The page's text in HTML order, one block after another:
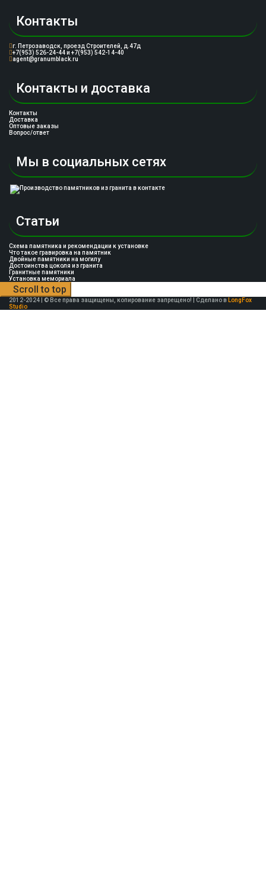
Контакты
г. Петрозаводск, проезд Строителей, д.47д
+7(953) 526-24-44 и +7(953) 542-14-40
agent@granumblack.ru
Контакты и доставка
Контакты
Доставка
Оптовые заказы
Вопрос/ответ
Мы в социальных сетях
Статьи
Схема памятника и рекомендации к установке
Что такое гравировка на памятник
Двойные памятники на могилу
Достоинства цоколя из гранита
Гранитные памятники
Установка мемориала
Scroll to top
2012-2024 | © Все права защищены, копирование запрещено! | Сделано в
LongFox
Studio